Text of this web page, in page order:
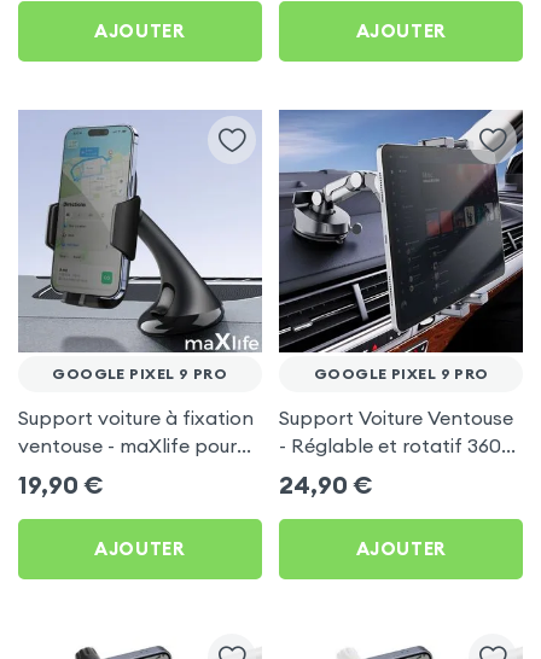
AJOUTER AJOUTER
GOOGLE PIXEL 9 PRO
Support voiture à fixation
ventouse - maXlife pour
Google Pixel 9 Pro
19,90 €
AJOUTER
GOOGLE PIXEL 9 PRO
Support Voiture Ventouse
- Réglable et rotatif 360°
pour Google Pixel 9 Pro
24,90 €
AJOUTER